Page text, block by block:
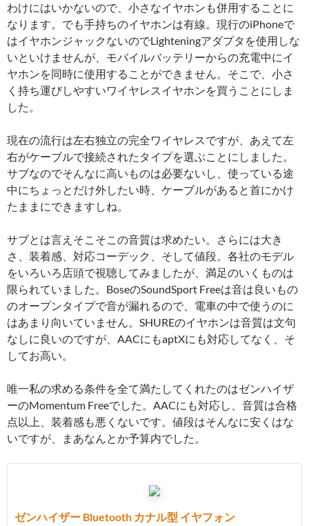
わけにはいかないので、小さなイヤホンも併用することに
なります。でも手持ちのイヤホンは有線。現行のiPhoneで
はイヤホンジャックないのでLighteningアダプタを使用しな
いといけませんが、モバイルバッテリーからの充電中にイ
ヤホンを同時に使用することができません。そこで、小さ
く持ち運びしやすいワイヤレスイヤホンを買うことにしま
した。
現在の流行は左右独立の完全ワイヤレスですが、あえて左
右がケーブルで接続されたタイプを選ぶことにしました。
サブなのでそんなに高いものは必要ないし、使っている途
中にちょっとだけ外したい時、ケーブルがあると首にかけ
たままにできますしね。
サブとは言えそこそこの音質は求めたい。さらには大き
さ、装着感、対応コーデック、そして値段。各社のモデル
をいろいろ店頭で視聴してみましたが、満足のいくものは
限られていました。BoseのSoundSport Freeは音は良いもの
のオープンタイプで音が漏れるので、電車の中で使うのに
はあまり向いていません。SHUREのイヤホンは音質は文句
なしに良いのですが、AACにもaptXにも対応してなく、そ
してお高い。
唯一私の求める条件を全て満たしてくれたのはゼンハイザ
ーのMomentum Freeでした。AACにも対応し、音質は合格
点以上、装着感も悪くないです。値段はそんなに安くはな
いですが、まあなんとか予算内でした。
ゼンハイザー Bluetooth カナル型 イヤフォン